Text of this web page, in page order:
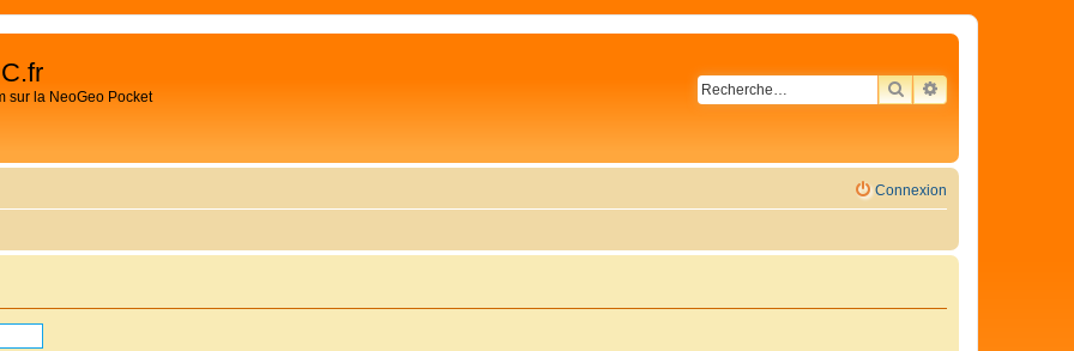
sur la NeoGeo Pocket RECHERCHER
RECHERCHE
Connexion